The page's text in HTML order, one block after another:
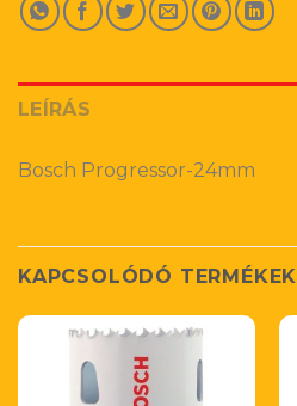
LEÍRÁS
Bosch Progressor-24mm
KAPCSOLÓDÓ TERMÉKEK